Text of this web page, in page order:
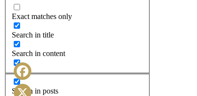
Exact matches only
Search in title
Search in content
Search in posts
Facebook